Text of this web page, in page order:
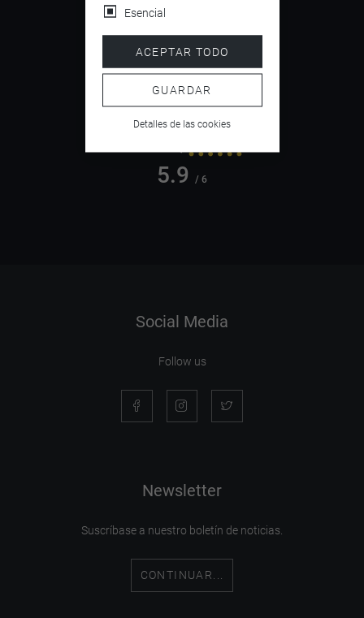
4.5/ 5
5.9 / 6
Social Media
Follow us
Newsletter
Suscríbase a nuestro boletín de noticias.
CONTINUAR...
Esencial
ACEPTAR TODO
GUARDAR
Detalles de las cookies